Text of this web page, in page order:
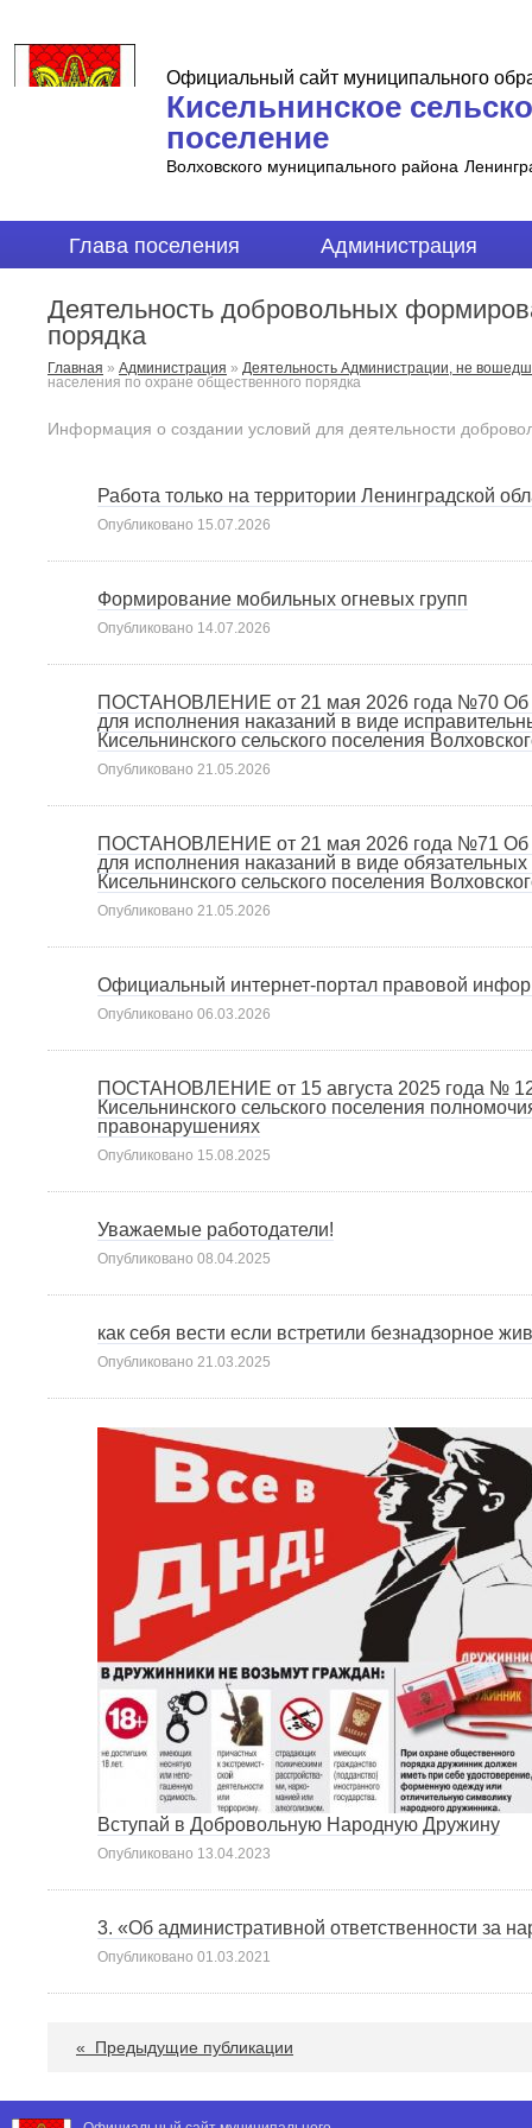
Официальный сайт муниципального
Кисельнинское
поселение
Волховского муниципального района
Глава поселения Администрация
Деятельность добровольных
порядка
Главная » Администрация » Деятельность Администрации, не
населения по охране общественного порядка
Информация о создании условий для деятельности
Работа только на территории Ленинградской
Опубликовано 15.07.2026
Формирование мобильных огневых групп
Опубликовано 14.07.2026
ПОСТАНОВЛЕНИЕ от 21 мая 2026 года №70 Об
для исполнения наказаний в виде
Кисельнинского сельского поселения
Опубликовано 21.05.2026
ПОСТАНОВЛЕНИЕ от 21 мая 2026 года №71 Об
для исполнения наказаний в виде
Кисельнинского сельского поселения
Опубликовано 21.05.2026
Официальный интернет-портал правовой
Опубликовано 06.03.2026
ПОСТАНОВЛЕНИЕ от 15 августа 2025 года №
Кисельнинского сельского поселения
правонарушениях
Опубликовано 15.08.2025
Уважаемые работодатели!
Опубликовано 08.04.2025
как себя вести если встретили безнадзорное
Опубликовано 21.03.2025
Вступай в Добровольную Народную Дружину
Опубликовано 13.04.2023
3. «Об административной ответственности за
Опубликовано 01.03.2021
« Предыдущие публикации